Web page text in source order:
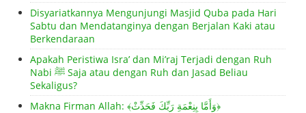
Disyariatkannya Mengunjungi Masjid Quba pada Hari
Sabtu dan Mendatanginya dengan Berjalan Kaki atau
Berkendaraan
Apakah Peristiwa Isra’ dan Mi’raj Terjadi dengan Ruh
Nabi ﷺ Saja atau dengan Ruh dan Jasad Beliau
Sekaligus?
Makna Firman Allah: ﴾وَأَمَّا بِنِعْمَةِ رَبِّكَ فَحَدِّثْ﴿